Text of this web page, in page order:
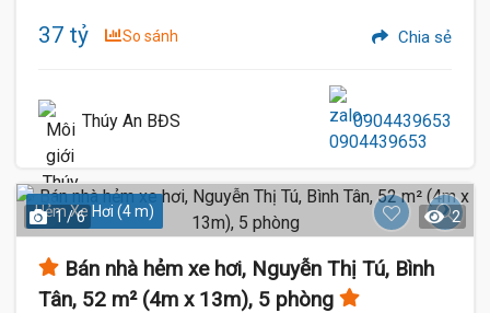
37 tỷ So sánh Chia sẻ
Thúy An BĐS 0904439653
Hẻm Xe Hơi (4 m)
1 / 6 2
Bán nhà hẻm xe hơi, Nguyễn Thị Tú, Bình
Tân, 52 m² (4m x 13m), 5 phòng